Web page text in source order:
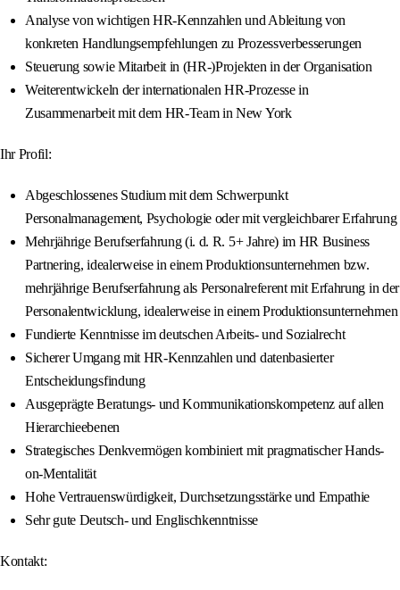
Analyse von wichtigen HR-Kennzahlen und Ableitung von
konkreten Handlungsempfehlungen zu Prozessverbesserungen
Steuerung sowie Mitarbeit in (HR-)Projekten in der Organisation
Weiterentwickeln der internationalen HR-Prozesse in
Zusammenarbeit mit dem HR-Team in New York
Ihr Profil:
Abgeschlossenes Studium mit dem Schwerpunkt
Personalmanagement, Psychologie oder mit vergleichbarer Erfahrung
Mehrjährige Berufserfahrung (i. d. R. 5+ Jahre) im HR Business
Partnering, idealerweise in einem Produktionsunternehmen bzw.
mehrjährige Berufserfahrung als Personalreferent mit Erfahrung in der
Personalentwicklung, idealerweise in einem Produktionsunternehmen
Fundierte Kenntnisse im deutschen Arbeits- und Sozialrecht
Sicherer Umgang mit HR-Kennzahlen und datenbasierter
Entscheidungsfindung
Ausgeprägte Beratungs- und Kommunikationskompetenz auf allen
Hierarchieebenen
Strategisches Denkvermögen kombiniert mit pragmatischer Hands-
on-Mentalität
Hohe Vertrauenswürdigkeit, Durchsetzungsstärke und Empathie
Sehr gute Deutsch- und Englischkenntnisse
Kontakt: